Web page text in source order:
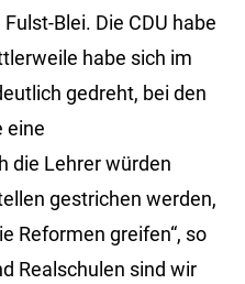
Blei. Die CDU habe
habe sich im
gedreht, bei den
eine
die Lehrer würden
gestrichen werden,
Reformen greifen“, so
Realschulen sind wir